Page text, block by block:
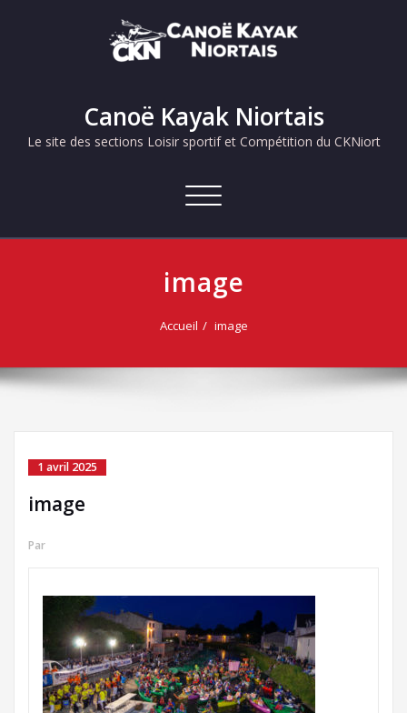
Canoë Kayak Niortais
Le site des sections Loisir sportif et Compétition du CKNiort
Afficher/masquer
navigation
image
Accueil image
1 avril 2025
image
Par